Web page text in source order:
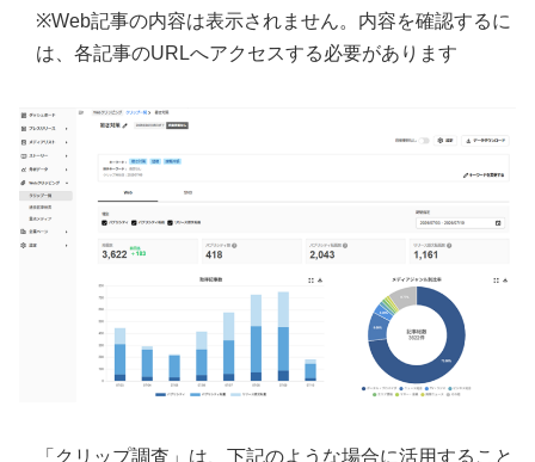
※Web記事の内容は表示されません。内容を確認するに
は、各記事のURLへアクセスする必要があります
「クリップ調査」は、下記のような場合に活用すること